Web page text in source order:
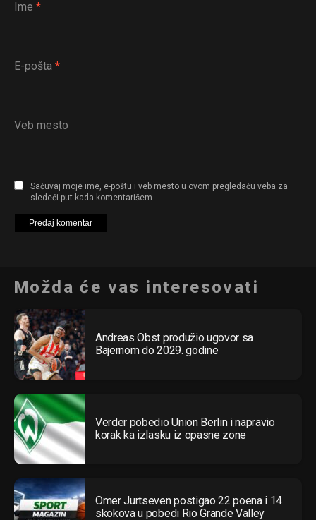
Ime *
E-pošta *
Veb mesto
Sačuvaj moje ime, e-poštu i veb mesto u ovom pregledaču veba za
sledeći put kada komentarišem.
Možda će vas interesovati
Andreas Obst produžio ugovor sa
Bajernom do 2029. godine
Verder pobedio Union Berlin i napravio
korak ka izlasku iz opasne zone
Omer Jurtseven postigao 22 poena i 14
skokova u pobedi Rio Grande Valley